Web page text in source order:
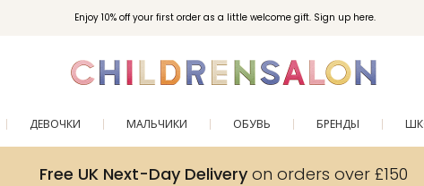
Enjoy 10% off your first order as a little welcome gift. Sign up here.
ДЕВОЧКИ МАЛЬЧИКИ ОБУВЬ БРЕНДЫ
Free UK Next-Day Deliveryon orders over £150